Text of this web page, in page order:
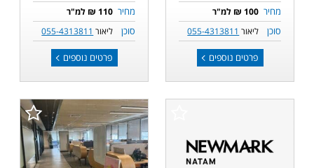
מחיר 100 ₪ למ"ר
סוכן ליאור 055-4313811
פרטים נוספים
מחיר 110 ₪ למ"ר
סוכן ליאור 055-4313811
פרטים נוספים